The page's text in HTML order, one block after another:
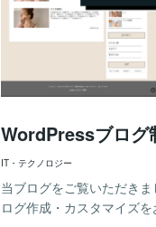
WordPressブログ
IT・テクノロジー
当ブログをご覧いただき
ログ作成・カスタマイズ